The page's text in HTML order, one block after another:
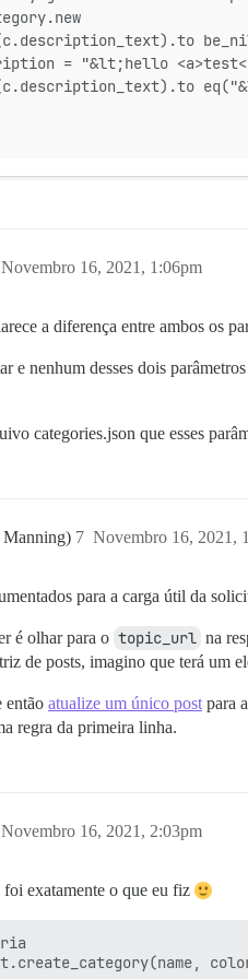
= "&lt;hello
Novembro 16, 2021, 1:06pm
a diferença entre ambos os
e nenhum desses dois
categories.json que esses
Manning) Novembro 16, 2021,
7
para a carga útil da
é olhar para o topic_url na
de posts, imagino que terá um
então atualize um único post para
regra da primeira linha.
Novembro 16, 2021, 2:03pm
foi exatamente o que eu fiz